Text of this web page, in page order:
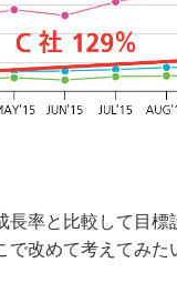
率と比較して目
改めて考えてみた